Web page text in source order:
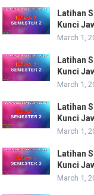
Latihan
Kunci
March 1,
Latihan
Kunci
March 1,
Latihan
Kunci
March 1,
Latihan
Kunci
March 1,